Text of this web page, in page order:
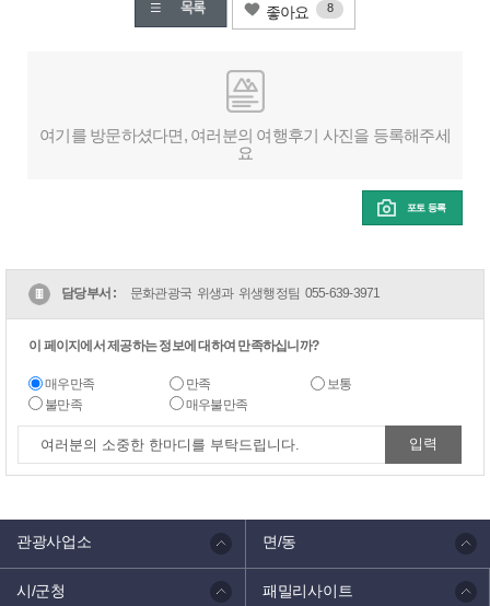
좋아요 8
여기를 방문하셨다면, 여러분의 여행후기 사진을 등록해주세
요
포토 등록
담당부서 : 문화관광국 위생과 위생행정팀 055-639-3971
이 페이지에서 제공하는 정보에 대하여 만족하십니까?
매우만족 만족
보통
불만족
매우불만족
관광사업소 면/동
시/군청 패밀리사이트